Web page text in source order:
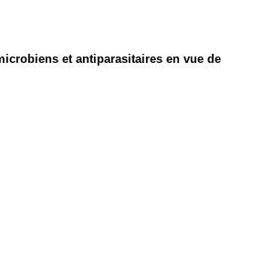
et antiparasitaires en vue de